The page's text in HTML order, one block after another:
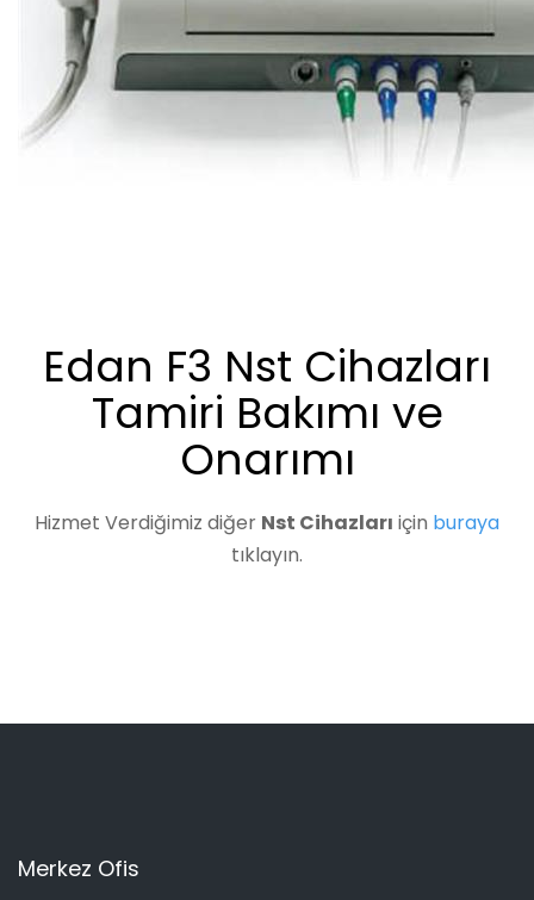
Edan F3 Nst Cihazları
Tamiri Bakımı ve
Onarımı
Hizmet Verdiğimiz diğer Nst Cihazları için buraya
tıklayın.
Merkez Ofis